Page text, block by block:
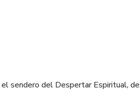
sanas
profesional
sendero del Despertar Espiritual,